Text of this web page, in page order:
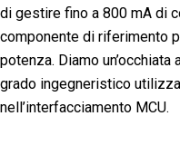
di gestire fino a 800 mA di
componente di riferimento
potenza. Diamo
grado ingegneristico
nell’interfacciamento MCU.